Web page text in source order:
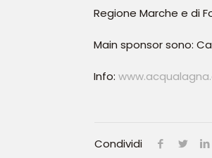
Regione Marche e di
Main sponsor sono:
Info:
Condividi